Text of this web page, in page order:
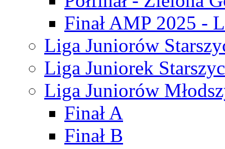
Finał AMP 2025 -
Liga Juniorów
Liga Juniorek
Liga Juniorów
Finał A
Finał B